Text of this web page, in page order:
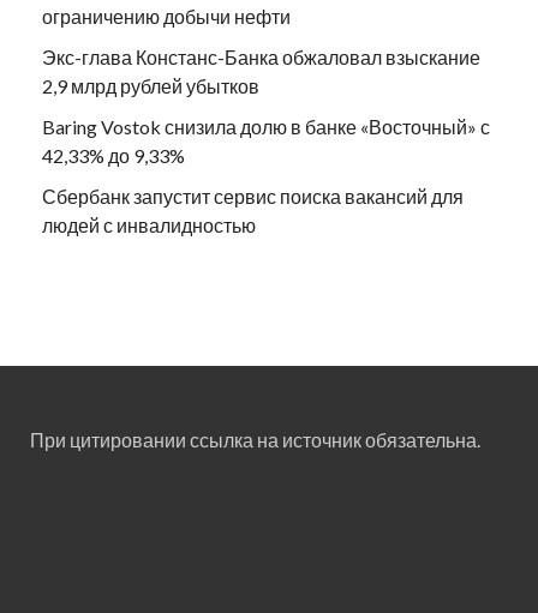
ограничению добычи нефти
Экс-глава Констанс-Банка обжаловал взыскание
2,9 млрд рублей убытков
Baring Vostok снизила долю в банке «Восточный» с
42,33% до 9,33%
Сбербанк запустит сервис поиска вакансий для
людей с инвалидностью
При цитировании ссылка на источник обязательна.